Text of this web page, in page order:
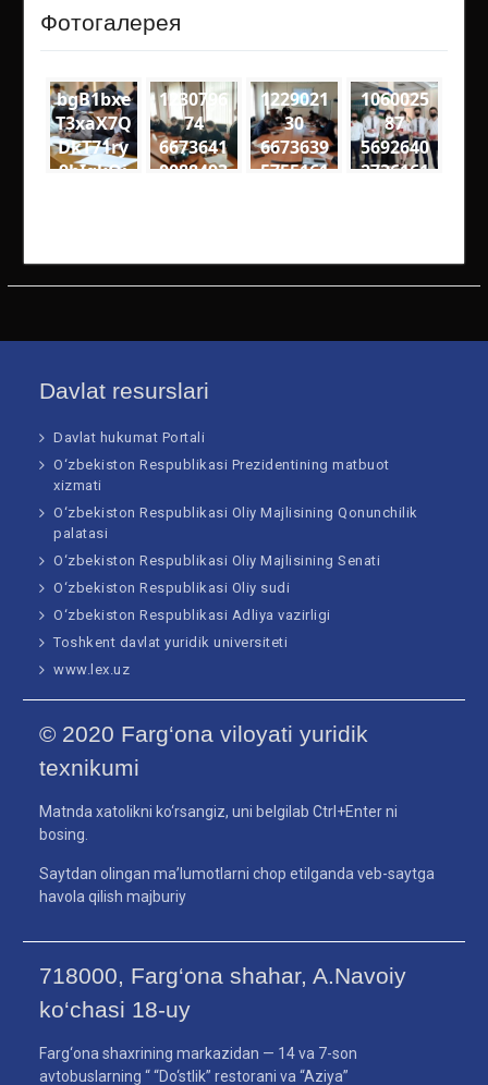
Фотогалерея
bgB1bxe
T3xaX7Q
DkT71ry
9bIgkQj
1230796
74
6673641
0088493
46289 n
1229021
30
6673639
5755161
19574 n
1060025
87
5692640
2736161
99951 n
Davlat resurslari
Davlat hukumat Portali
O‘zbekiston Respublikasi Prezidentining matbuot
xizmati
O‘zbekiston Respublikasi Oliy Majlisining Qonunchilik
palatasi
O‘zbekiston Respublikasi Oliy Majlisining Senati
O‘zbekiston Respublikasi Oliy sudi
O‘zbekiston Respublikasi Adliya vazirligi
Toshkent davlat yuridik universiteti
www.lex.uz
© 2020 Farg‘ona viloyati yuridik
texnikumi
Matnda xatolikni ko‘rsangiz, uni belgilab Ctrl+Enter ni
bosing.
Saytdan olingan ma’lumotlarni chop etilganda veb-saytga
havola qilish majburiy
718000, Farg‘ona shahar, A.Navoiy
ko‘chasi 18-uy
Farg‘ona shaxrining markazidan — 14 va 7-son
avtobuslarning “ “Do‘stlik” restorani va “Aziya”